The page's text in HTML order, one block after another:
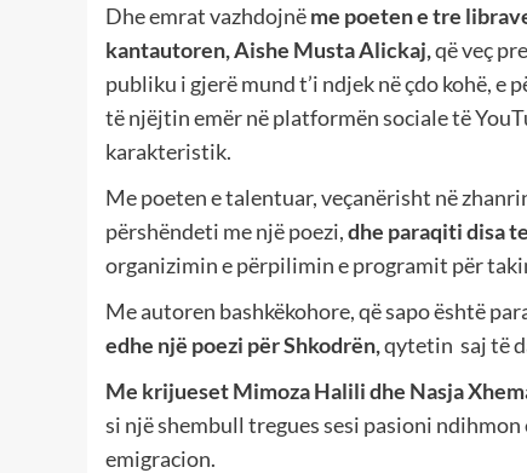
Dhe emrat vazhdojnëme poeten e tre
kantautoren, Aishe Musta Alickaj,që veç
publiku i gjerë mund t’i ndjek në çdo kohë, e
të njëjtin emër në platformën sociale të
karakteristik.
Me poeten e talentuar, veçanërisht në
përshëndeti me një poezi,dhe paraqiti disa
organizimin e përpilimin e programit për
Me autoren bashkëkohore, që sapo është
edhe një poezi për Shkodrën,qytetin saj të
Me krijueset Mimoza Halili dhe Nasja
si një shembull tregues sesi pasioni
emigracion.